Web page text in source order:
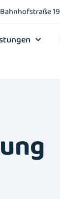
Bahnhofstraße